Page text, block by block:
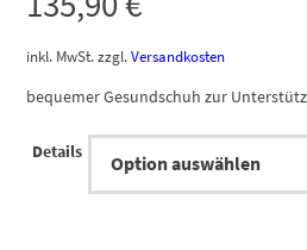
inkl. MwSt. zzgl.Versandkosten
bequemer Gesundschuh zur
Details